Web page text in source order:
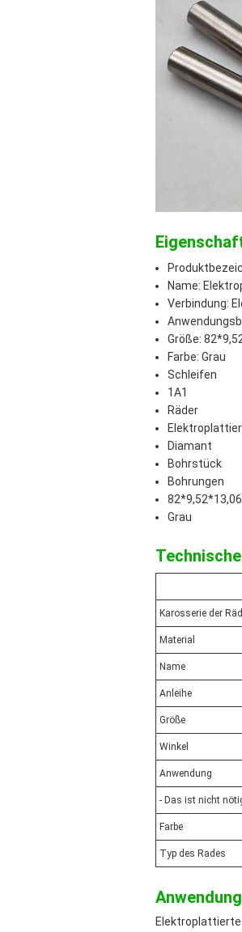
Name:
Verbindung:
Größe:
Farbe: Grau
Schleifen
1A1
Räder
Diamant
Bohrstück
Bohrungen
Grau
Karosserie der
Material
Name
Anleihe
Größe
Winkel
Anwendung
- Das ist nicht
Farbe
Typ des Rades